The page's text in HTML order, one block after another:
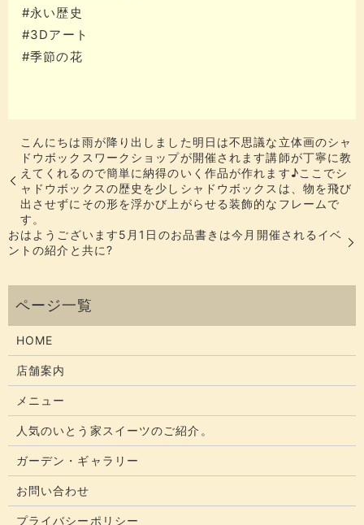
#永い歴史
#3Dアート
#季節の花
こんにちは雨が降り出しました️明日は不思議な立体画のシャ
ドウボックスワークショップが開催されます講師が丁寧に教
えてくれるので簡単に納得のいく作品が作れます♪ここでシ
ャドウボックスの歴史を少し️シャドウボックスは、物を飛び
出させずにその形を浮かび上がらせる装飾的なフレームで
す。
おはようございます5月1日のお品書きは今月開催されるイベ
ントの紹介と共に?
HOME
店舗案内
メニュー
人気のいとう家スイーツのご紹介。
ガーデン・ギャラリー
お問い合わせ
プライバシーポリシー